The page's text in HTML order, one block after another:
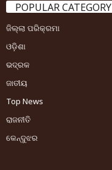
POPULAR CATEGORY
ଜିଲ୍ଲା ପରିକ୍ରମା
ଓଡ଼ିଶା
ଭଦ୍ରକ
ଜାତୀୟ
Top News
ରାଜନୀତି
କେନ୍ଦୁଝର